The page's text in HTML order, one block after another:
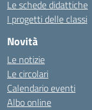
Le schede didattiche
I progetti delle classi
Novità
Le notizie
Le circolari
Calendario eventi
Albo online